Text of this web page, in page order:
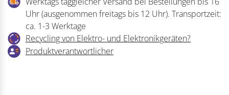
Uhr (ausgenommen freitags bis 12 Uhr). Transportzeit:
ca. 1-3 Werktage
Recycling von Elektro- und Elektronikgeräten?
Produktverantwortlicher